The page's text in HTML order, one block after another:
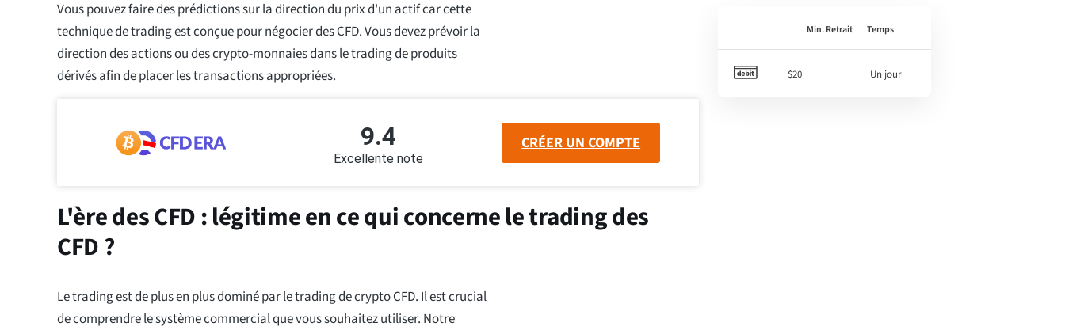
Vous pouvez faire des prédictions sur la direction du prix d'un actif car cette
technique de trading est conçue pour négocier des CFD. Vous devez prévoir la
direction des actions ou des crypto-monnaies dans le trading de produits
dérivés afin de placer les transactions appropriées.
9.4
Excellente note
CRÉER UN COMPTE
L'ère des CFD : légitime en ce qui concerne le trading des
CFD ?
Le trading est de plus en plus dominé par le trading de crypto CFD. Il est crucial
de comprendre le système commercial que vous souhaitez utiliser. Notre
Min. Retrait Temps
$20 Un jour